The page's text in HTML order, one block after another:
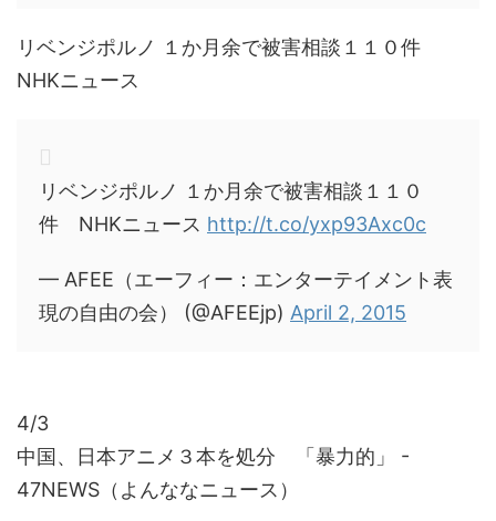
リベンジポルノ １か月余で被害相談１１０件
NHKニュース
リベンジポルノ １か月余で被害相談１１０
件 NHKニュース http://t.co/yxp93Axc0c
— AFEE（エーフィー：エンターテイメント表
現の自由の会） (@AFEEjp) April 2, 2015
4/3
中国、日本アニメ３本を処分 「暴力的」 -
47NEWS（よんななニュース）